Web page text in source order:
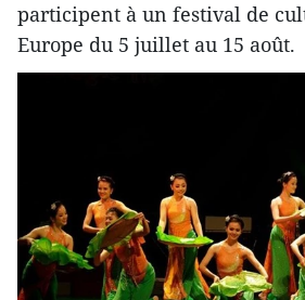
participent à un festival de
Europe du 5 juillet au 15 août.